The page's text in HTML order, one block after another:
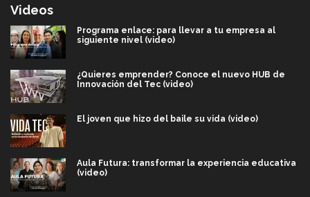
Videos
Programa enlace: para llevar a tu empresa al
siguiente nivel (video)
¿Quieres emprender? Conoce el nuevo HUB de
Innovación del Tec (video)
El joven que hizo del baile su vida (video)
Aula Futura: transformar la experiencia educativa
(video)